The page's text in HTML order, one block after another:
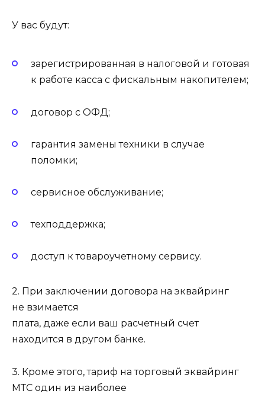
У вас будут:
зарегистрированная в налоговой и готовая
к работе касса с фискальным накопителем;
договор с ОФД;
гарантия замены техники в случае
поломки;
сервисное обслуживание;
техподдержка;
доступ к товароучетному сервису.
2. При заключении договора на эквайринг
не взимается
плата, даже если ваш расчетный счет
находится в другом банке.
3. Кроме этого, тариф на торговый эквайринг
МТС один из наиболее